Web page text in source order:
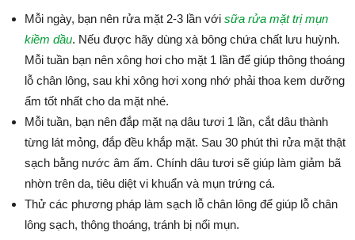
Mỗi ngày, bạn nên rửa mặt 2-3 lần với sữa rửa mặt trị mụn
kiềm dầu. Nếu được hãy dùng xà bông chứa chất lưu huỳnh.
Mỗi tuần bạn nên xông hơi cho mặt 1 lần để giúp thông thoáng
lỗ chân lông, sau khi xông hơi xong nhớ phải thoa kem dưỡng
ẩm tốt nhất cho da mặt nhé.
Mỗi tuần, bạn nên đắp mặt nạ dâu tươi 1 lần, cắt dâu thành
từng lát mỏng, đắp đều khắp mặt. Sau 30 phút thì rửa mặt thật
sạch bằng nước âm ấm. Chính dâu tươi sẽ giúp làm giảm bã
nhờn trên da, tiêu diệt vi khuẩn và mụn trứng cá.
Thử các phương pháp làm sạch lỗ chân lông để giúp lỗ chân
lông sạch, thông thoáng, tránh bị nổi mụn.